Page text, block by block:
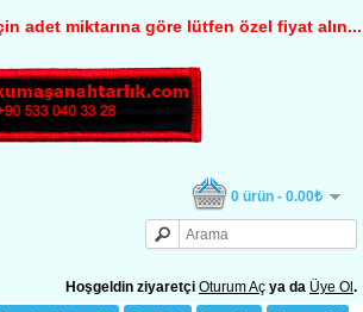
adet miktarına göre lütfen özel fiyat alın...
0 ürün - 0.00₺
Hoşgeldin ziyaretçi Oturum Aç ya da Üye Ol .